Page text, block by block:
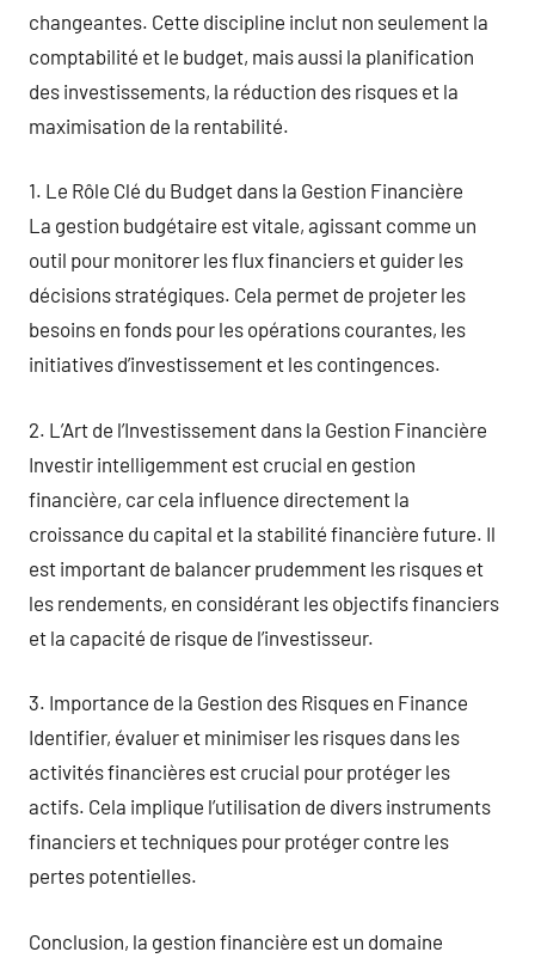
changeantes. Cette discipline inclut non seulement la
comptabilité et le budget, mais aussi la planification
des investissements, la réduction des risques et la
maximisation de la rentabilité.
1. Le Rôle Clé du Budget dans la Gestion Financière
La gestion budgétaire est vitale, agissant comme un
outil pour monitorer les flux financiers et guider les
décisions stratégiques. Cela permet de projeter les
besoins en fonds pour les opérations courantes, les
initiatives d’investissement et les contingences.
2. L’Art de l’Investissement dans la Gestion Financière
Investir intelligemment est crucial en gestion
financière, car cela influence directement la
croissance du capital et la stabilité financière future. Il
est important de balancer prudemment les risques et
les rendements, en considérant les objectifs financiers
et la capacité de risque de l’investisseur.
3. Importance de la Gestion des Risques en Finance
Identifier, évaluer et minimiser les risques dans les
activités financières est crucial pour protéger les
actifs. Cela implique l’utilisation de divers instruments
financiers et techniques pour protéger contre les
pertes potentielles.
Conclusion, la gestion financière est un domaine